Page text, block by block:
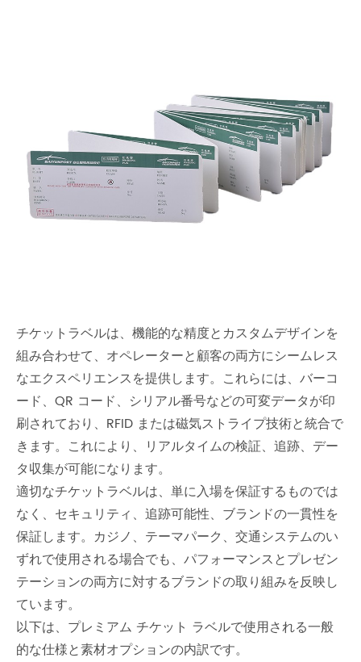
チケットラベルは、機能的な精度とカスタムデザインを
組み合わせて、オペレーターと顧客の両方にシームレス
なエクスペリエンスを提供します。これらには、バーコ
ード、QR コード、シリアル番号などの可変データが印
刷されており、RFID または磁気ストライプ技術と統合で
きます。これにより、リアルタイムの検証、追跡、デー
タ収集が可能になります。
適切なチケットラベルは、単に入場を保証するものでは
なく、セキュリティ、追跡可能性、ブランドの一貫性を
保証します。カジノ、テーマパーク、交通システムのい
ずれで使用される場合でも、パフォーマンスとプレゼン
テーションの両方に対するブランドの取り組みを反映し
ています。
以下は、プレミアム チケット ラベルで使用される一般
的な仕様と素材オプションの内訳です。